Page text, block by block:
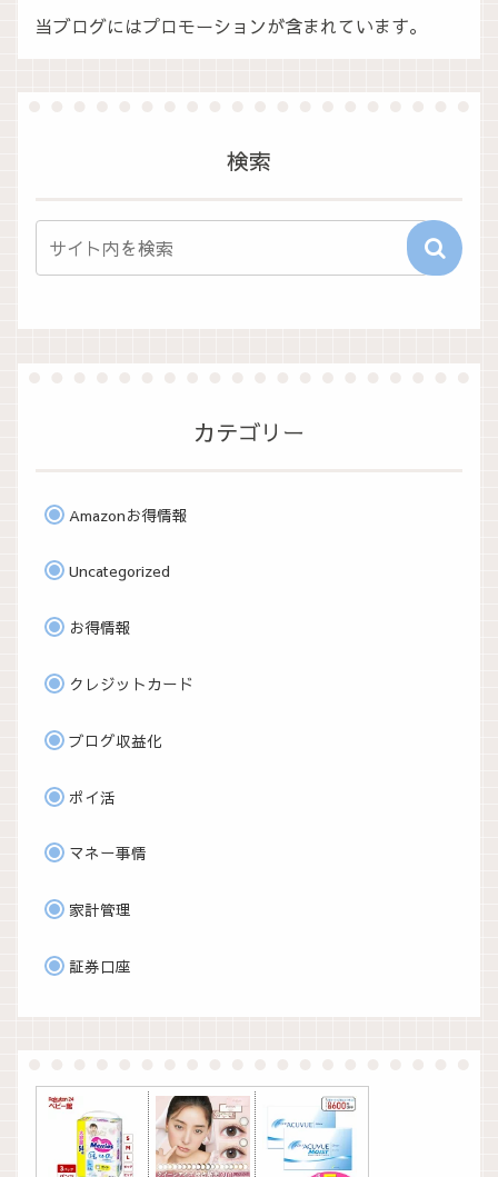
当ブログにはプロモーションが含まれています。
検索
カテゴリー
Amazonお得情報
Uncategorized
お得情報
クレジットカード
ブログ収益化
ポイ活
マネー事情
家計管理
証券口座